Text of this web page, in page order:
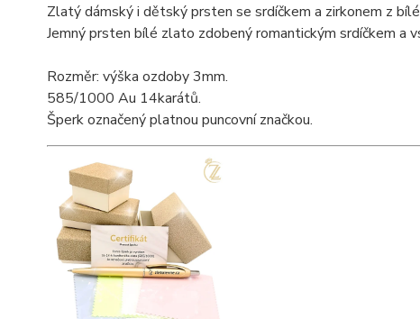
Zlatý dámský i dětský prsten se srdíčkem a zirkonem z
Jemný prsten bílé zlato zdobený romantickým srdíčkem a
Rozměr: výška ozdoby 3mm.
585/1000 Au 14karátů.
Šperk označený platnou puncovní značkou.